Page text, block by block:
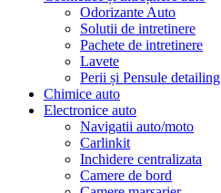
Odorizante Auto
Solutii de intretinere
Pachete de intretinere
Lavete
Perii și Pensule detailing
Chimice auto
Electronice auto
Navigatii auto/moto
Carlinkit
Inchidere centralizata
Camere de bord